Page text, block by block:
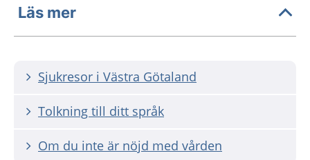
Läs mer
Sjukresor i Västra Götaland
Tolkning till ditt språk
Om du inte är nöjd med vården